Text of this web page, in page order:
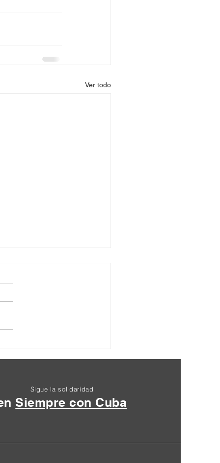
Ver todo
Nacional
Sigue la solidaridad
Siempre con Cuba